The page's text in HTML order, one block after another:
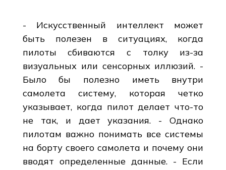
- Искусственный интеллект может
быть полезен в ситуациях, когда
пилоты сбиваются с толку из-за
визуальных или сенсорных иллюзий. -
Было бы полезно иметь внутри
самолета систему, которая четко
указывает, когда пилот делает что-то
не так, и дает указания. - Однако
пилотам важно понимать все системы
на борту своего самолета и почему они
вводят определенные данные. - Если